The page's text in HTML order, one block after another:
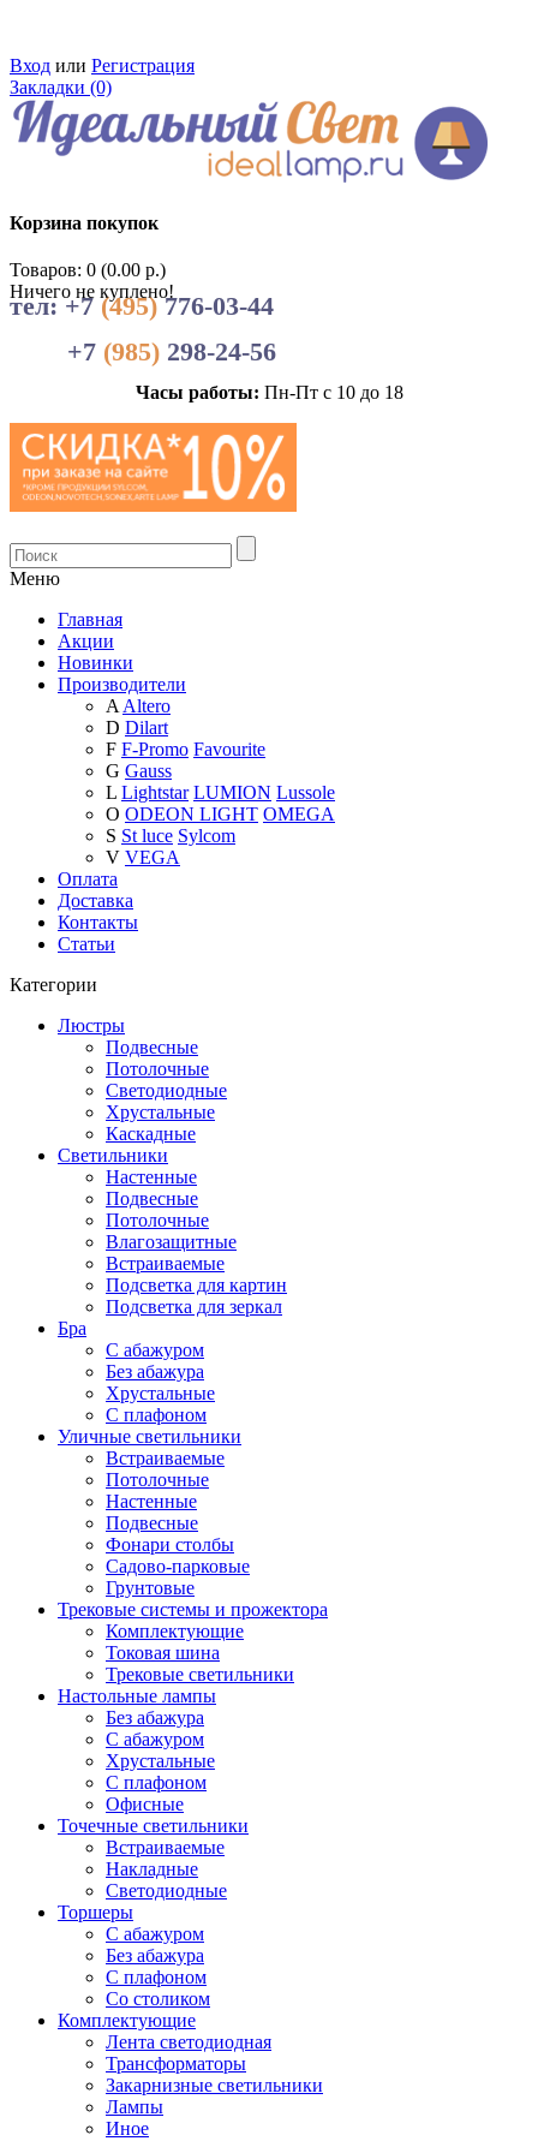
Вход или Регистрация
Закладки (0)
Корзина покупок
Товаров: 0 (0.00 р.)
Ничего не куплено!
тел: +7(495)776-03-44
+7 (985) 298-24-56
Часы работы: Пн-Пт с 10 до 18
Меню
Главная
Акции
Новинки
Производители
AAltero
D Dilart
F F-Promo Favourite
G Gauss
L Lightstar LUMION Lussole
O ODEON LIGHT OMEGA
S St luce Sylcom
V VEGA
Оплата
Доставка
Контакты
Статьи
Категории
Люстры
Подвесные
Потолочные
Светодиодные
Хрустальные
Каскадные
Светильники
Настенные
Подвесные
Потолочные
Влагозащитные
Встраиваемые
Подсветка для картин
Подсветка для зеркал
Бра
С абажуром
Без абажура
Хрустальные
С плафоном
Уличные светильники
Встраиваемые
Потолочные
Настенные
Подвесные
Фонари столбы
Садово-парковые
Грунтовые
Трековые системы и прожектора
Комплектующие
Токовая шина
Трековые светильники
Настольные лампы
Без абажура
С абажуром
Хрустальные
С плафоном
Офисные
Точечные светильники
Встраиваемые
Накладные
Светодиодные
Торшеры
С абажуром
Без абажура
С плафоном
Со столиком
Комплектующие
Лента светодиодная
Трансформаторы
Закарнизные светильники
Лампы
Иное